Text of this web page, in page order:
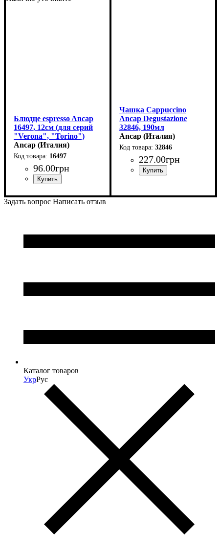
Блюдце espresso Ancap
16497, 12см (для серий
"Verona", "Torino")
Ancap (Италия)
16497
96.00грн
Чашка Cappuccino
Ancap Degustazione
32846, 190мл
Ancap (Италия)
32846
227.00грн
Задать вопрос Написать отзыв
Каталог товаров
УкрРус